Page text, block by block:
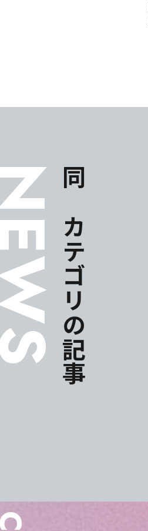
同じカテゴリの記事